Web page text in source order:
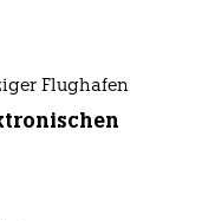
Flughafen